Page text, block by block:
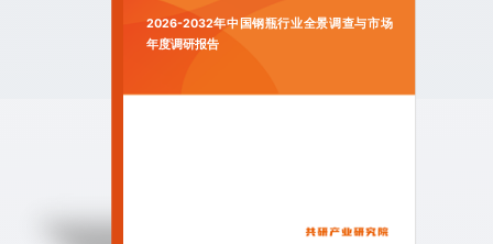
2026-2032年中国钢瓶行业全景调查与市场
年度调研报告